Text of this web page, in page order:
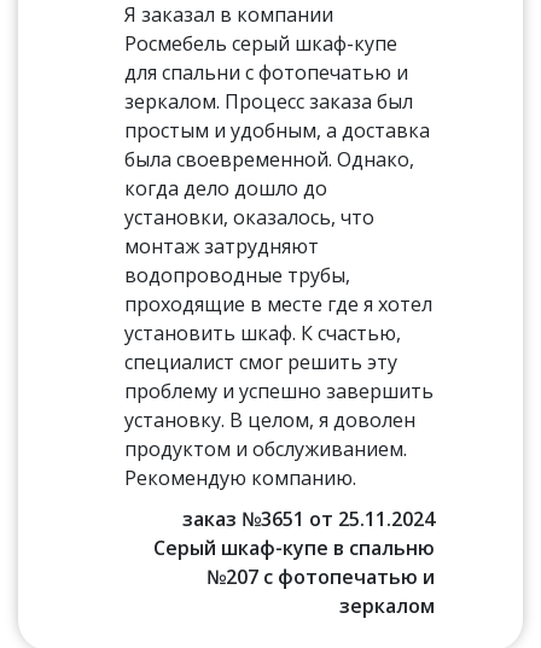
Я заказал в компании
Росмебель серый шкаф-купе
для спальни с фотопечатью и
зеркалом. Процесс заказа был
простым и удобным, а доставка
была своевременной. Однако,
когда дело дошло до
установки, оказалось, что
монтаж затрудняют
водопроводные трубы,
проходящие в месте где я хотел
установить шкаф. К счастью,
специалист смог решить эту
проблему и успешно завершить
установку. В целом, я доволен
продуктом и обслуживанием.
Рекомендую компанию.
заказ №3651 от 25.11.2024
Серый шкаф-купе в спальню
№207 с фотопечатью и
зеркалом